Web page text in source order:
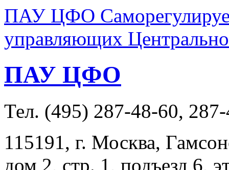
ПАУ ЦФО
управляющих
ПАУ ЦФО
Тел. (495) 287-48-60,
115191, г. Москва,
дом 2, стр. 1, подъезд 6,